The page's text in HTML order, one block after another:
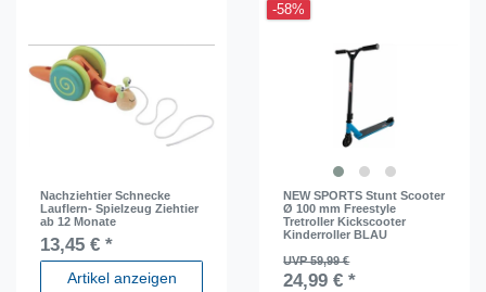
Nachziehtier Schnecke
Lauflern- Spielzeug Ziehtier
ab 12 Monate
13,45 € *
Artikel anzeigen
-58%
NEW SPORTS Stunt Scooter
Ø 100 mm Freestyle
Tretroller Kickscooter
Kinderroller BLAU
UVP 59,99 €
24,99 € *